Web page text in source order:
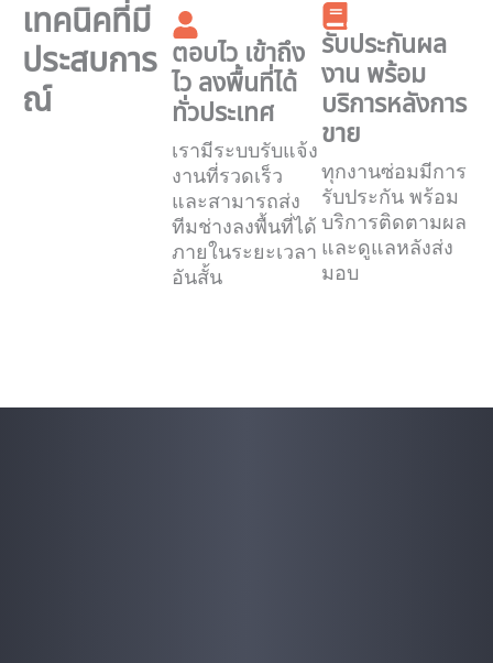
เทคนิคที่มี
ประสบการ
ณ์
ตอบไว เข้าถึง
ไว ลงพื้นที่ได้
ทั่วประเทศ
เรามีระบบรับแจ้ง
งานที่รวดเร็ว
และสามารถส่ง
ทีมช่างลงพื้นที่ได้
ภายในระยะเวลา
อันสั้น
รับประกันผล
งาน พร้อม
บริการหลังการ
ขาย
ทุกงานซ่อมมีการ
รับประกัน พร้อม
บริการติดตามผล
และดูแลหลังส่ง
มอบ